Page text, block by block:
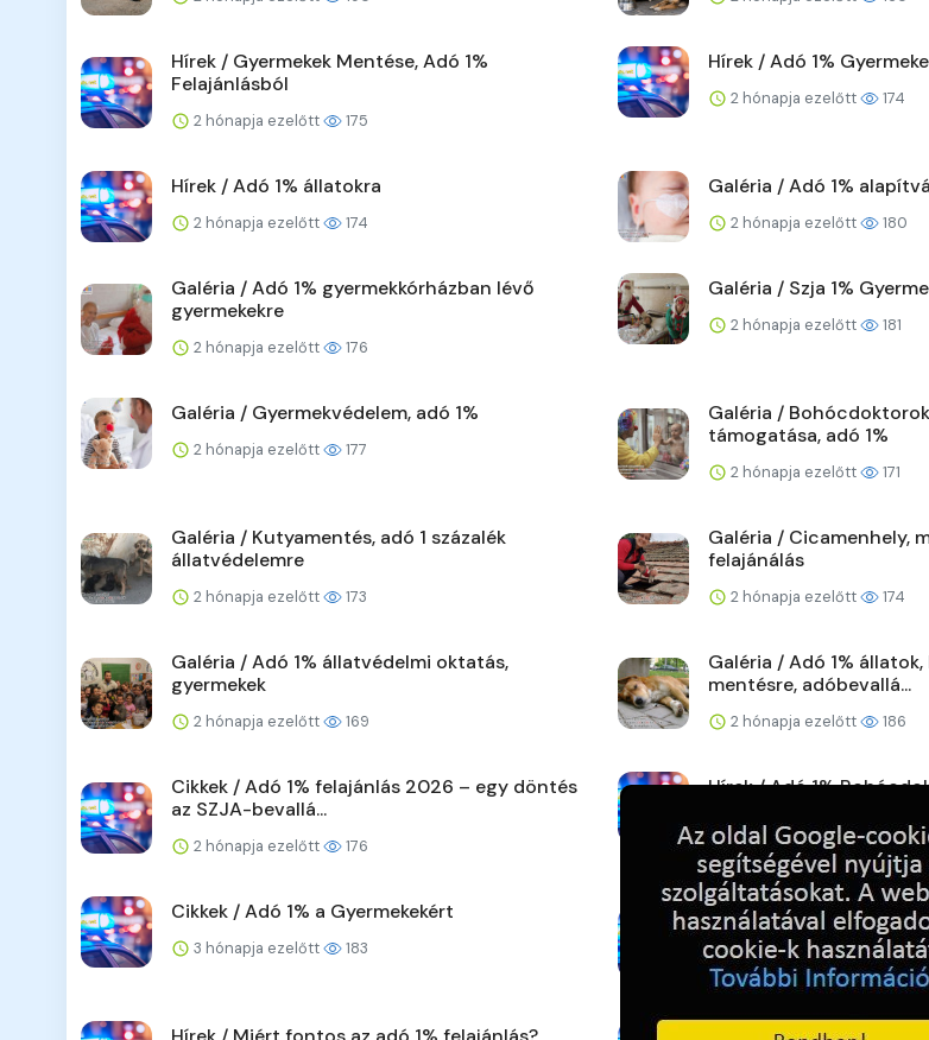
Hírek / Gyermekek Mentése, Adó 1%
Felajánlásból
2 hónapja ezelőtt 175
Hírek / Adó 1%
2 hónapja ezelőtt 174
Hírek / Adó 1% állatokra
2 hónapja ezelőtt 174
Galéria / Adó 1%
2 hónapja ezelőtt 180
Galéria / Adó 1% gyermekkórházban lévő
gyermekekre
2 hónapja ezelőtt 176
Galéria / Szja 1%
2 hónapja ezelőtt 181
Galéria / Gyermekvédelem, adó 1%
2 hónapja ezelőtt 177
Galéria /
támogatása, adó 1%
2 hónapja ezelőtt 171
Galéria / Kutyamentés, adó 1 százalék
állatvédelemre
2 hónapja ezelőtt 173
Galéria / Cicamenhely,
felajánálás
2 hónapja ezelőtt 174
Galéria / Adó 1% állatvédelmi oktatás,
gyermekek
2 hónapja ezelőtt 169
Galéria / Adó 1%
mentésre, adóbevallá...
2 hónapja ezelőtt 186
Cikkek / Adó 1% felajánlás 2026 – egy döntés
az SZJA-bevallá...
2 hónapja ezelőtt 176
Hírek / Adó 1%
2 hónapja ezelőtt
Cikkek / Adó 1% a Gyermekekért
3 hónapja ezelőtt 183
Hírek / Hova érdemes
ot?
3 hónapja ezelőtt 181